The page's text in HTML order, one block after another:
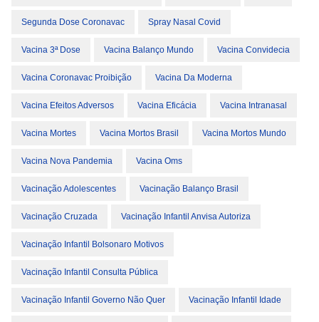
Segunda Dose Coronavac Spray Nasal Covid
Vacina 3ª Dose Vacina Balanço Mundo Vacina Convidecia
Vacina Coronavac Proibição Vacina Da Moderna
Vacina Efeitos Adversos Vacina Eficácia Vacina Intranasal
Vacina Mortes Vacina Mortos Brasil Vacina Mortos Mundo
Vacina Nova Pandemia Vacina Oms
Vacinação Adolescentes Vacinação Balanço Brasil
Vacinação Cruzada Vacinação Infantil Anvisa Autoriza
Vacinação Infantil Bolsonaro Motivos
Vacinação Infantil Consulta Pública
Vacinação Infantil Governo Não Quer Vacinação Infantil Idade